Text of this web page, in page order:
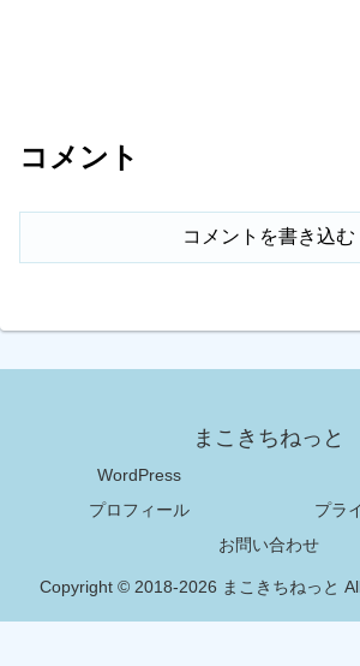
コメント
コメントを書き込む
まこきちねっと
WordPress
プロフィール
プラ
お問い合わせ
Copyright © 2018-2026 まこきちねっと